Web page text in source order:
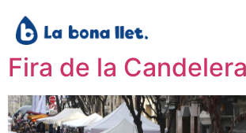
Fira de la Candelera